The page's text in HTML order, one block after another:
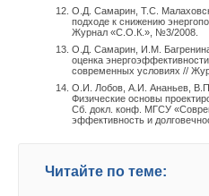
О.Д. Самарин, Т.С.
подходе к снижению
Журнал «С.О.К.», №3/2008.
О.Д. Самарин, И.М.
оценка
современных условиях //
О.И. Лобов, А.И. Ананьев,
Физические основы
Сб. докл. конф. МГСУ
эффективность и
Читайте по теме: